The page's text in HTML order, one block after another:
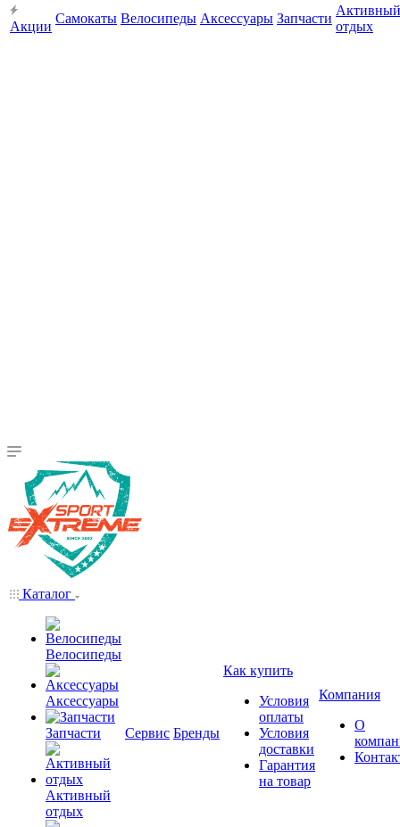
Акции
Самокаты Велосипеды Аксессуары Запчасти
Активный
отдых
Каталог
Велосипеды
Аксессуары
Запчасти
Активный
отдых
Сервис Бренды
Как купить
Условия
оплаты
Условия
доставки
Гарантия
на товар
Компания
О